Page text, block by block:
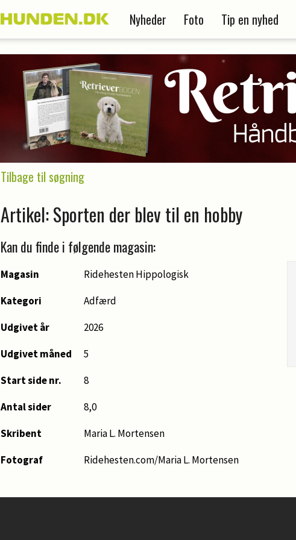
Nyheder Foto Tip en nyhed
Tilbage til søgning
Artikel: Sporten der blev til en hobby
Kan du finde i følgende magasin:
Magasin
Ridehesten Hippologisk
Kategori
Adfærd
Udgivet år
2026
Udgivet måned
5
Start side nr.
8
Antal sider
8,0
Skribent
Maria L. Mortensen
Fotograf
Ridehesten.com/Maria L. Mortensen